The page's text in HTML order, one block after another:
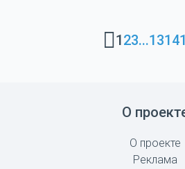
123...1314
О
О проекте
Реклама